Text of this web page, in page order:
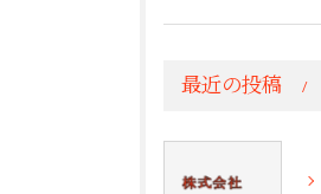
最近の投稿